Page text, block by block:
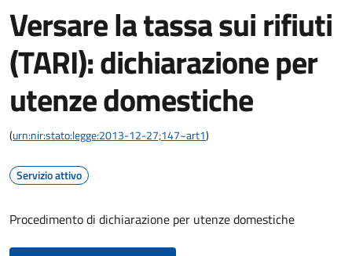
Versare la tassa sui rifiuti
(TARI): dichiarazione per
utenze domestiche
(urn:nir:stato:legge:2013-12-27;147~art1)
Servizio attivo
Procedimento di dichiarazione per utenze domestiche